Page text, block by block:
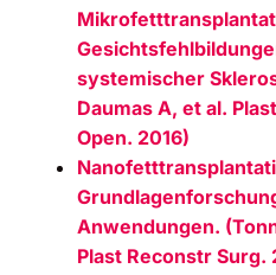
systemischer
Daumas A, et al.
Open. 2016)
Anwendungen.
Plast Reconstr Surg.